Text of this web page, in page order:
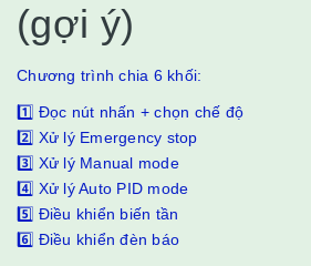
(gợi ý)
Chương trình chia 6 khối:
1️⃣ Đọc nút nhấn + chọn chế độ
2️⃣ Xử lý Emergency stop
3️⃣ Xử lý Manual mode
4️⃣ Xử lý Auto PID mode
5️⃣ Điều khiển biến tần
6️⃣ Điều khiển đèn báo